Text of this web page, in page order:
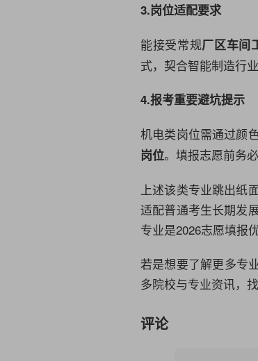
3.岗位适配要求
能接受常规厂区车间
式，契合智能制造行
4.报考重要避坑提示
机电类岗位需通过颜
岗位。填报志愿前务
上述该类专业跳出纸
适配普通考生长期发
专业是2026志愿填报
若是想要了解更多专
多院校与专业资讯，
评论